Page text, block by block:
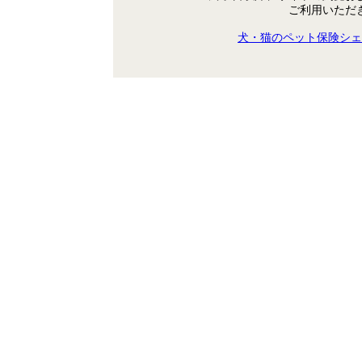
ご利用いただ
犬・猫のペット保険シ